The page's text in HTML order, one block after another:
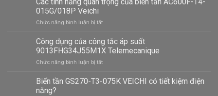
9013FHG39J52M1X
chịu
tải
áp
cao
Các tính năng quan trọng của biến tần AC600F-T4-
015G/018P Veichi
Chức năng bình luận bị tắtở
tính
năng
quan
trọng
biến
Công dụng của công tắc áp suất
9013FHG34J55M1X Telemecanique
Chức năng bình luận bị tắtở
dụng
Biến tần GS270-T3-075K VEICHI có tiết kiệm điện
năng?